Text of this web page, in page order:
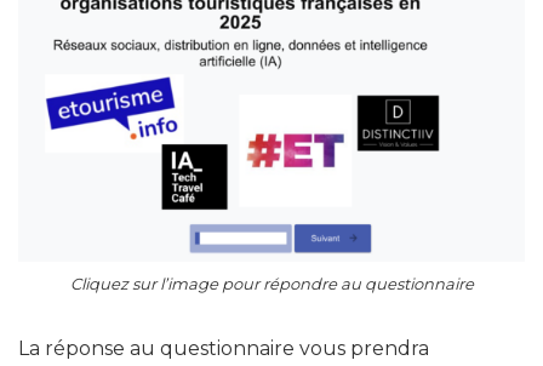
Cliquez sur l’image pour répondre au questionnaire
La réponse au questionnaire vous prendra